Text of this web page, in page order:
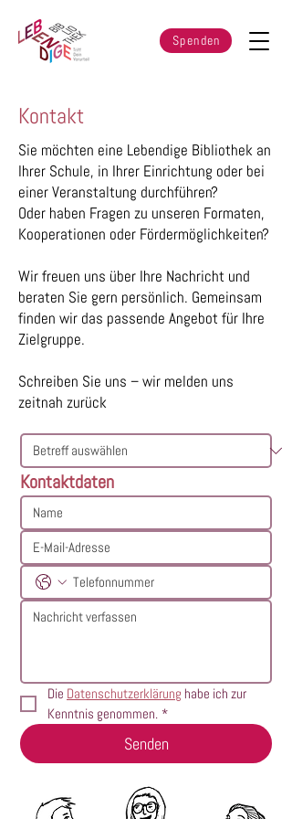
Spenden
Kontakt
Sie möchten eine Lebendige Bibliothek an
Ihrer Schule, in Ihrer Einrichtung oder bei
einer Veranstaltung durchführen?
Oder haben Fragen zu unseren Formaten,
Kooperationen oder Fördermöglichkeiten?
Wir freuen uns über Ihre Nachricht und
beraten Sie gern persönlich. Gemeinsam
finden wir das passende Angebot für Ihre
Zielgruppe.
Schreiben Sie uns – wir melden uns
zeitnah zurück
Kontaktdaten
Die Datenschutzerklärung habe ich zur
Kenntnis genommen. *
Senden